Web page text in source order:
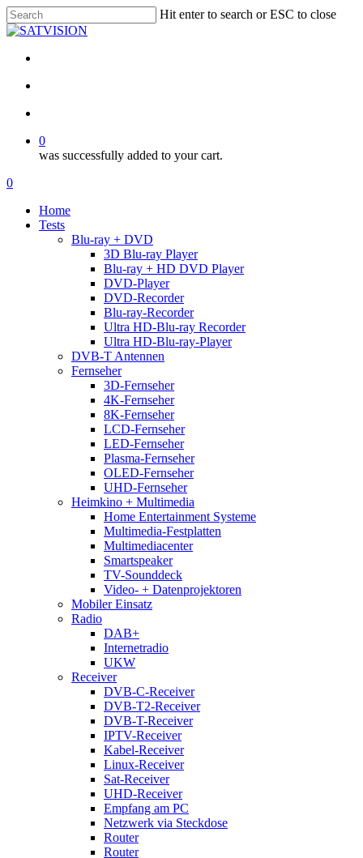
Skip
to
content
Hit enter to search or ESC to close
Close
0
was successfully added to your cart.
Menu
search
account
0
Home
Tests
Blu-ray + DVD
3D Blu-ray Player
Blu-ray + HD DVD Player
DVD-Player
DVD-Recorder
Blu-ray-Recorder
Ultra HD-Blu-ray Recorder
Ultra HD-Blu-ray-Player
DVB-T Antennen
Fernseher
3D-Fernseher
4K-Fernseher
8K-Fernseher
LCD-Fernseher
LED-Fernseher
Plasma-Fernseher
OLED-Fernseher
UHD-Fernseher
Heimkino + Multimedia
Home Entertainment Systeme
Multimedia-Festplatten
Multimediacenter
Smartspeaker
TV-Sounddeck
Video- + Datenprojektoren
Mobiler Einsatz
Radio
DAB+
Internetradio
UKW
Receiver
DVB-C-Receiver
DVB-T2-Receiver
DVB-T-Receiver
IPTV-Receiver
Kabel-Receiver
Linux-Receiver
Sat-Receiver
UHD-Receiver
Empfang am PC
Netzwerk via Steckdose
Router
Router